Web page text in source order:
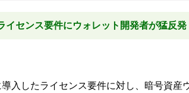
イセンス要件にウォレット開発者が猛反発
入したライセンス要件に対し、暗号資産